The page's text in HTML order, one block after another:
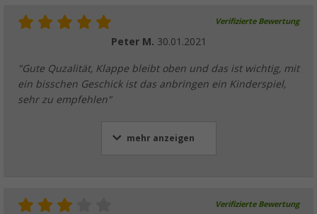
Verifizierte Bewertung
Peter M. 30.01.2021
"Gute Quzalität, Klappe bleibt oben und das ist wichtig, mit
ein bisschen Geschick ist das anbringen ein Kinderspiel,
sehr zu empfehlen"
mehr anzeigen
Verifizierte Bewertung